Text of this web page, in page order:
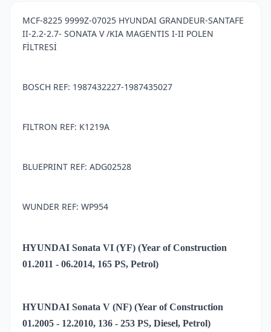
MCF-8225 9999Z-07025 HYUNDAI GRANDEUR-SANTAFE
II-2.2-2.7- SONATA V /KIA MAGENTIS I-II POLEN
FİLTRESİ
BOSCH REF: 1987432227-1987435027
FILTRON REF: K1219A
BLUEPRINT REF: ADG02528
WUNDER REF: WP954
HYUNDAI Sonata VI (YF) (Year of Construction
01.2011 - 06.2014, 165 PS, Petrol)
HYUNDAI Sonata V (NF) (Year of Construction
01.2005 - 12.2010, 136 - 253 PS, Diesel, Petrol)